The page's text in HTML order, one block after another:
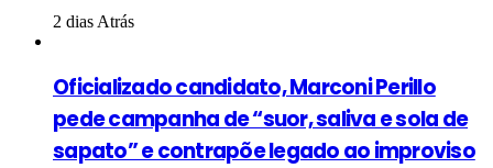
2 dias Atrás
Oficializado candidato, Marconi Perillo
pede campanha de “suor, saliva e sola de
sapato” e contrapõe legado ao improviso